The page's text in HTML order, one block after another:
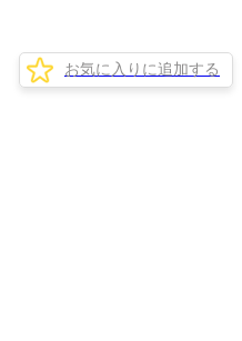
お気に入りに追加する